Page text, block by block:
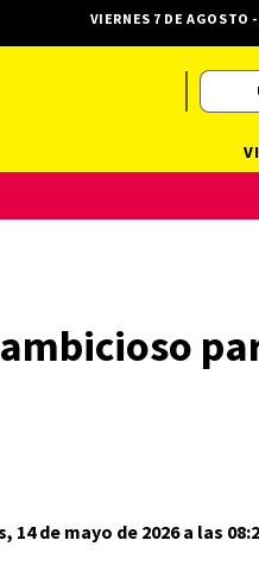
14 de mayo de 2026 a las
VIERNES 7 DE AGOSTO